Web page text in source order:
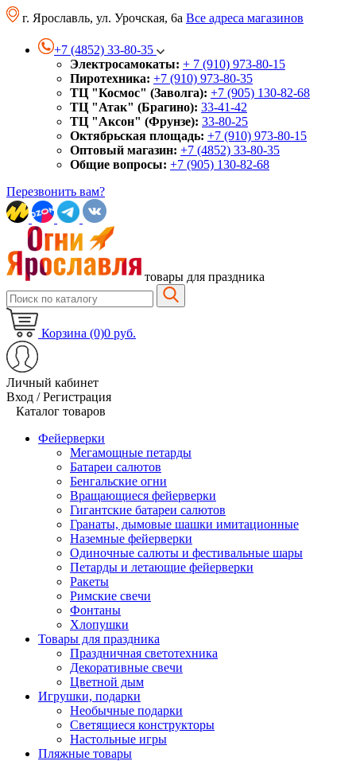
г. Ярославль, ул. Урочская, 6а Все адреса магазинов
+7 (4852) 33-80-35
Электросамокаты: + 7 (910) 973-80-15
Пиротехника: +7 (910) 973-80-35
ТЦ "Космос" (Заволга): +7 (905) 130-82-68
ТЦ "Атак" (Брагино): 33-41-42
ТЦ "Аксон" (Фрунзе): 33-80-25
Октябрьская площадь: +7 (910) 973-80-15
Оптовый магазин: +7 (4852) 33-80-35
Общие вопросы: +7 (905) 130-82-68
Перезвонить вам?
товары для праздника
Корзина (0)0 руб.
Личный кабинет
Вход / Регистрация
Каталог товаров
Фейерверки
Мегамощные петарды
Батареи салютов
Бенгальские огни
Вращающиеся фейерверки
Гигантские батареи салютов
Гранаты, дымовые шашки имитационные
Наземные фейерверки
Одиночные салюты и фестивальные шары
Петарды и летающие фейерверки
Ракеты
Римские свечи
Фонтаны
Хлопушки
Товары для праздника
Праздничная светотехника
Декоративные свечи
Цветной дым
Игрушки, подарки
Необычные подарки
Светящиеся конструкторы
Настольные игры
Пляжные товары